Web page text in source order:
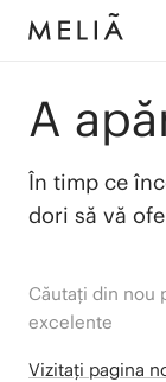
A
În timp ce
dori să vă
Căutați din nou
excelente
Vizitați pagina